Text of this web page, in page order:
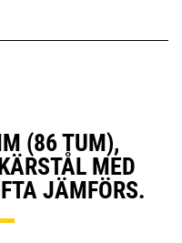
(86 TUM),
MED
JÄMFÖRS.